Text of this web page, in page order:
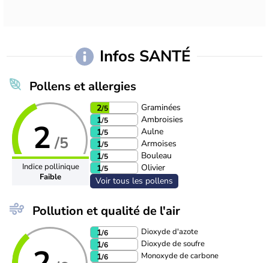
Infos SANTÉ
Pollens et allergies
2 /5
Indice pollinique
Faible
2/5
Graminées
1/5
Ambroisies
1/5
Aulne
1/5
Armoises
1/5
Bouleau
1/5
Olivier
Voir tous les pollens
Pollution et qualité de l'air
1/6 Dioxyde d'azote
1/6 Dioxyde de soufre
1/6 Monoxyde de carbone